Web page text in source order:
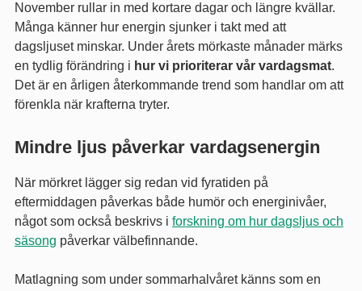
November rullar in med kortare dagar och längre kvällar.
Många känner hur energin sjunker i takt med att
dagsljuset minskar. Under årets mörkaste månader märks
en tydlig förändring i hur vi prioriterar vår vardagsmat.
Det är en årligen återkommande trend som handlar om att
förenkla när krafterna tryter.
Mindre ljus påverkar vardagsenergin
När mörkret lägger sig redan vid fyratiden på
eftermiddagen påverkas både humör och energinivåer,
något som också beskrivs i forskning om hur dagsljus och
säsong påverkar välbefinnande.
Matlagning som under sommarhalvåret känns som en